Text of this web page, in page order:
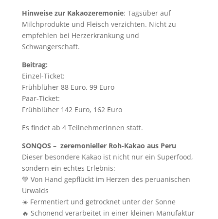
Hinweise zur Kakaozeremonie: Tagsüber auf
Milchprodukte und Fleisch verzichten. Nicht zu
empfehlen bei Herzerkrankung und
Schwangerschaft.
Beitrag:
Einzel-Ticket:
Frühblüher 88 Euro, 99 Euro
Paar-Ticket:
Frühblüher 142 Euro, 162 Euro
Es findet ab 4 Teilnehmerinnen statt.
SONQOS – zeremonieller Roh-Kakao aus Peru
Dieser besondere Kakao ist nicht nur ein Superfood,
sondern ein echtes Erlebnis:
💚 Von Hand gepflückt im Herzen des peruanischen
Urwalds
☀️ Fermentiert und getrocknet unter der Sonne
🔥 Schonend verarbeitet in einer kleinen Manufaktur